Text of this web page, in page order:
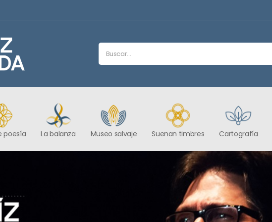
poesía La balanza Museo salvaje Suenan timbres Cartografía